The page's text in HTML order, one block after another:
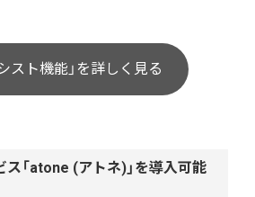
スト機能」を詳しく見る
「atone (アトネ)」を導入可能